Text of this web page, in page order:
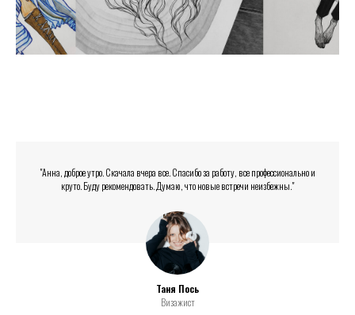
"Анна, доброе утро. Скачала вчера все. Спасибо за работу, все профессионально и
круто. Буду рекомендовать. Думаю, что новые встречи неизбежны."
Таня Пось
Визажист